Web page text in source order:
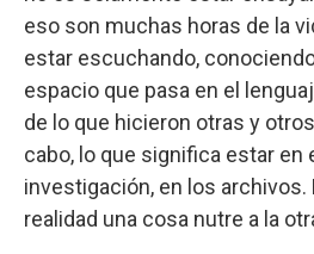
eso son muchas horas de la
estar escuchando,
espacio que pasa en el
de lo que hicieron otras y
cabo, lo que significa estar en
investigación, en los archivos.
realidad una cosa nutre a la